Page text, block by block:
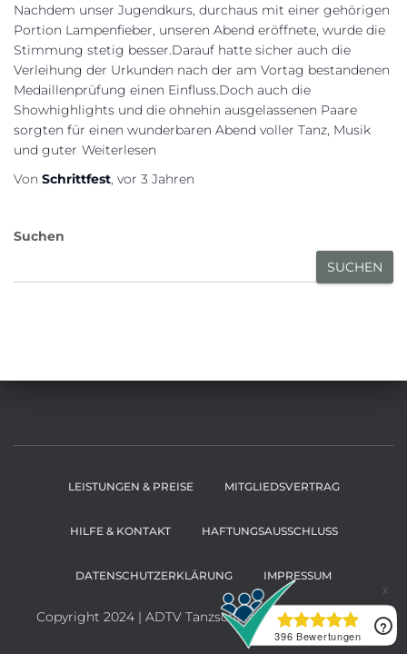
Nachdem unser Jugendkurs, durchaus mit einer gehörigen
Portion Lampenfieber, unseren Abend eröffnete, wurde die
Stimmung stetig besser.Darauf hatte sicher auch die
Verleihung der Urkunden nach der am Vortag bestandenen
Medaillenprüfung einen Einfluss.Doch auch die
Showhighlights und die ohnehin ausgelassenen Paare
sorgten für einen wunderbaren Abend voller Tanz, Musik
und guter Weiterlesen
Von Schrittfest, vor 3 Jahren
Suchen
SUCHEN
LEISTUNGEN & PREISE MITGLIEDSVERTRAG
HILFE & KONTAKT HAFTUNGSAUSSCHLUSS
DATENSCHUTZERKLÄRUNG IMPRESSUM
Copyright 2024 | ADTV Tanzschule Schrittfest GmbH